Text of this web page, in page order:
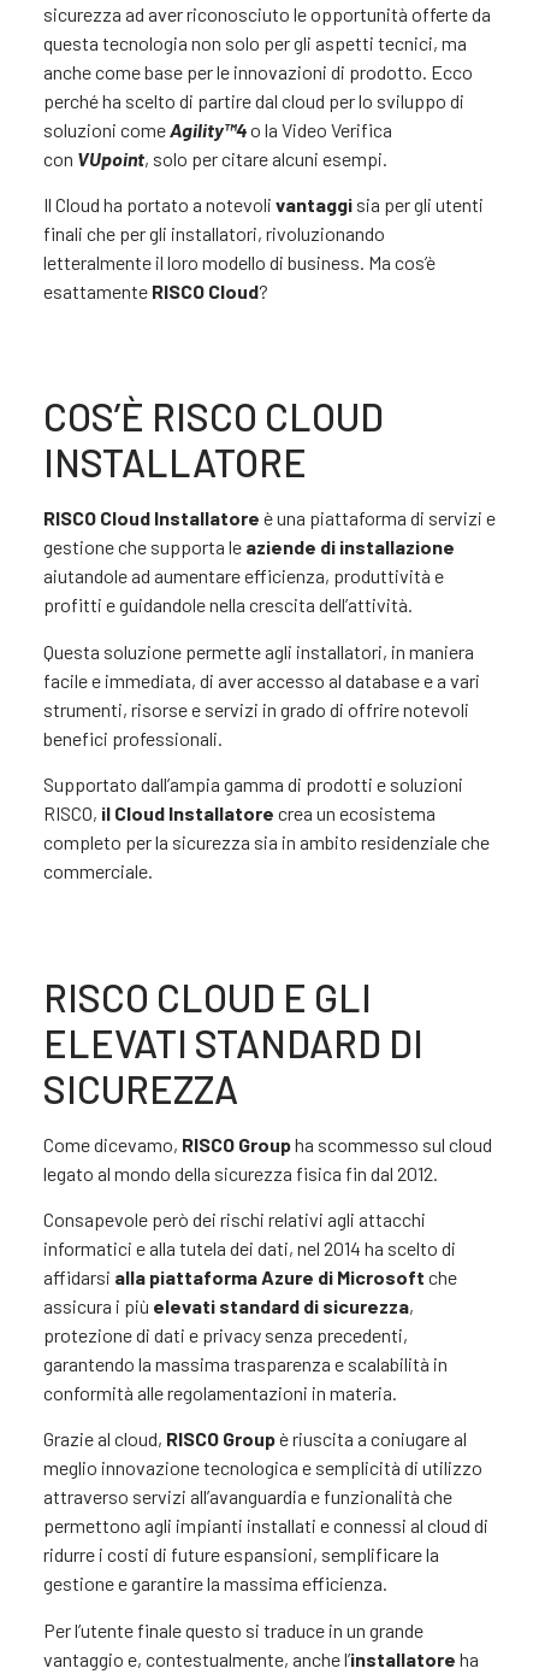
sicurezza ad aver riconosciuto le opportunità offerte da
questa tecnologia non solo per gli aspetti tecnici, ma
anche come base per le innovazioni di prodotto. Ecco
perché ha scelto di partire dal cloud per lo sviluppo di
soluzioni come Agility™4o la Video Verifica
con VUpoint, solo per citare alcuni esempi.
Il Cloud ha portato a notevoli vantaggisia per gli utenti
finali che per gli installatori, rivoluzionando
letteralmente il loro modello di business. Ma cos’è
esattamente RISCO Cloud?
COS’È RISCO CLOUD
INSTALLATORE
RISCO Cloud Installatore è una piattaforma di servizi e
gestione che supporta le aziende di installazione
aiutandole ad aumentare efficienza, produttività e
profitti e guidandole nella crescita dell’attività.
Questa soluzione permette agli installatori, in maniera
facile e immediata, di aver accesso al database e a vari
strumenti, risorse e servizi in grado di offrire notevoli
benefici professionali.
Supportato dall’ampia gamma di prodotti e soluzioni
RISCO, il Cloud Installatore crea un ecosistema
completo per la sicurezza sia in ambito residenziale che
commerciale.
RISCO CLOUD E GLI
ELEVATI STANDARD DI
SICUREZZA
Come dicevamo, RISCO Groupha scommesso sul cloud
legato al mondo della sicurezza fisica fin dal 2012.
Consapevole però dei rischi relativi agli attacchi
informatici e alla tutela dei dati, nel 2014 ha scelto di
affidarsi alla piattaforma Azure di Microsoft che
assicura i più elevati standard di sicurezza,
protezione di dati e privacy senza precedenti,
garantendo la massima trasparenza e scalabilità in
conformità alle regolamentazioni in materia.
Grazie al cloud, RISCO Groupè riuscita a coniugare al
meglio innovazione tecnologica e semplicità di utilizzo
attraverso servizi all’avanguardia e funzionalità che
permettono agli impianti installati e connessi al cloud di
ridurre i costi di future espansioni, semplificare la
gestione e garantire la massima efficienza.
Per l’utente finale questo si traduce in un grande
vantaggio e, contestualmente, anche l’installatore ha